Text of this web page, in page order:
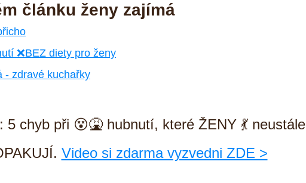
článku ženy zajímá
❌BEZ diety pro ženy
- zdravé kuchařky
5 chyb při 😵🤮 hubnutí, které ŽENY 💃 neustále
Video si zdarma vyzvedni ZDE >